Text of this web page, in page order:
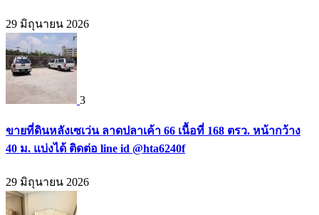
29 มิถุนายน 2026
3
ขายที่ดินหลังเซเว่น ลาดปลาเค้า 66 เนื้อที่ 168 ตรว. หน้ากว้าง
40 ม. แบ่งได้ ติดต่อ line id @hta6240f
29 มิถุนายน 2026